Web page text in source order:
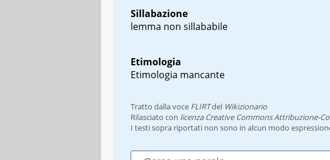
Sillabazione
lemma non sillababile
Etimologia
Etimologia mancante
Tratto dalla voce FLIRTdel Wikizionario
Rilasciato con licenza Creative Commons Attribuzione-
I testi sopra riportati non sono in alcun modo